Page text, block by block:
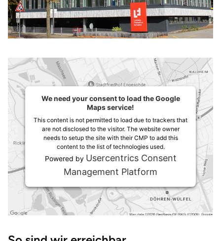
Wegbeschreibung
We need your consent to load the Google
Maps service!
This content is not permitted to load due to trackers that
are not disclosed to the visitor. The website owner
needs to setup the site with their CMP to add this
content to the list of technologies used.
Powered by Usercentrics Consent
Management Platform